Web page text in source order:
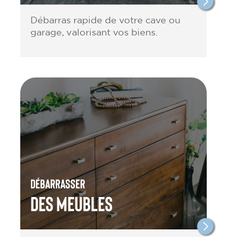
Débarras rapide de votre cave ou
garage, valorisant vos biens.
Débarrasser
des meubles